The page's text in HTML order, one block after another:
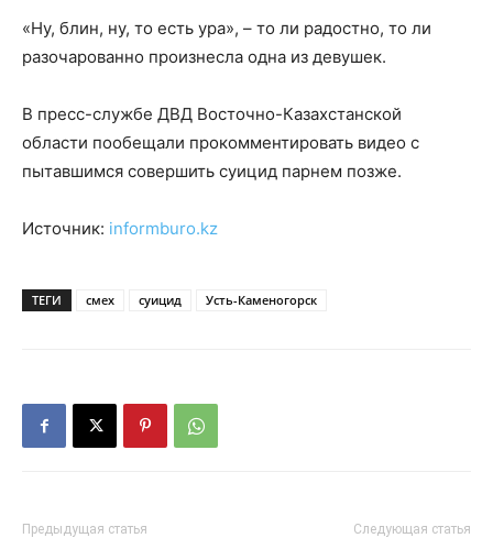
«Ну, блин, ну, то есть ура», – то ли радостно, то ли
разочарованно произнесла одна из девушек.
В пресс-службе ДВД Восточно-Казахстанской
области пообещали прокомментировать видео с
пытавшимся совершить суицид парнем позже.
Источник: informburo.kz
ТЕГИ смех суицид Усть-Каменогорск
Предыдущая статья Следующая статья